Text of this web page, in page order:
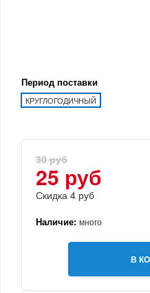
Период поставки
КРУГЛОГОДИЧНЫЙ
30 руб
25 руб
Скидка 4 руб
Наличие: много
В